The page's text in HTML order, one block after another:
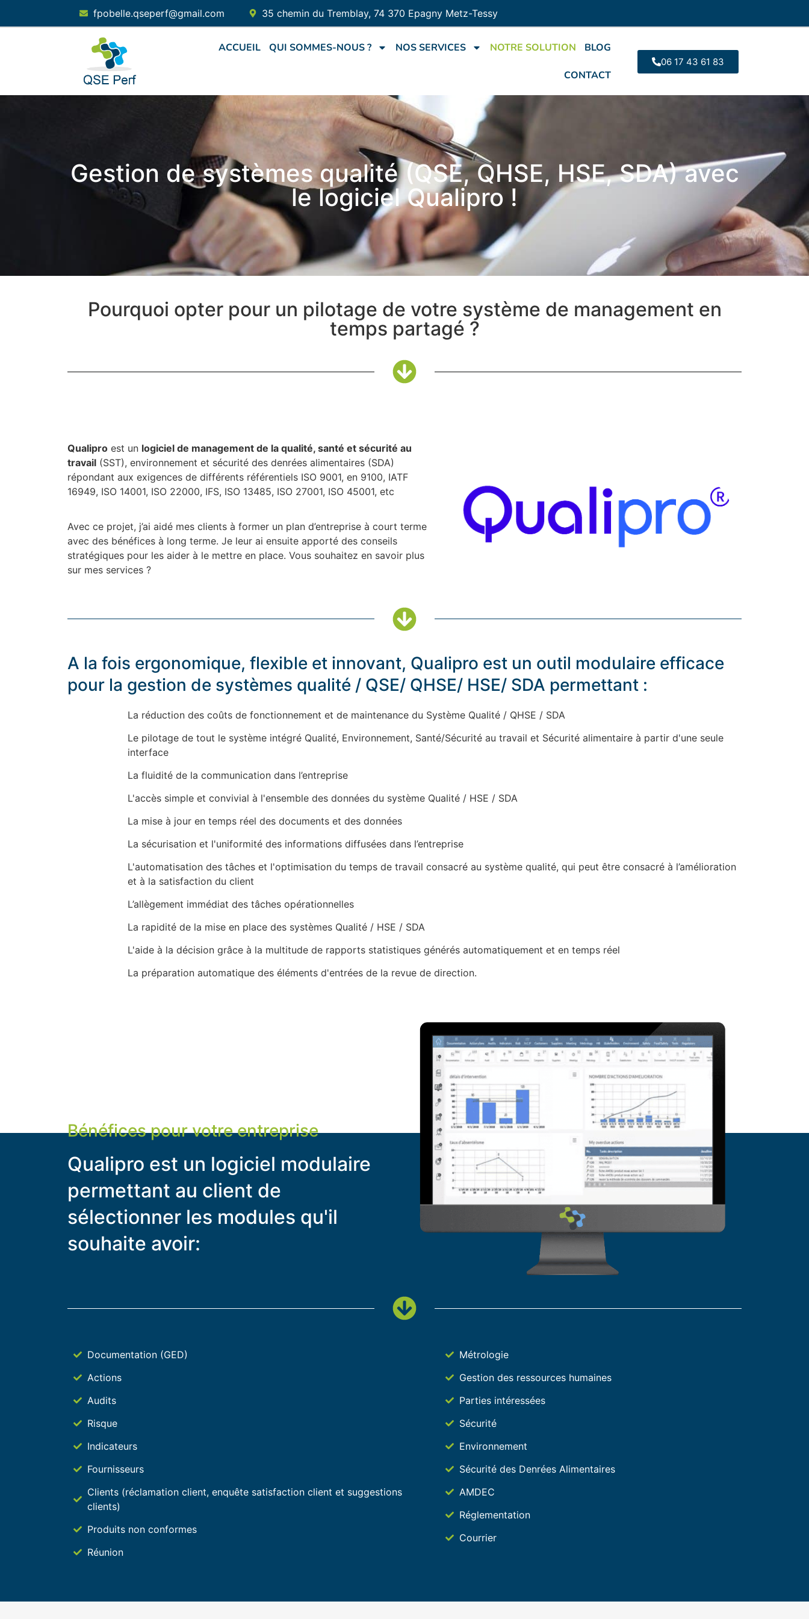
fpobelle.qseperf@gmail.com 35 chemin du Tremblay, 74 370 Epagny Metz-Tessy
ACCUEIL QUI SOMMES-NOUS ? NOS SERVICES NOTRE SOLUTION BLOG
CONTACT
06 17 43 61 83
Gestion de systèmes qualité (QSE, QHSE, HSE, SDA) avec
le logiciel Qualipro !
Pourquoi opter pour un pilotage de votre système de management en
temps partagé ?
Qualipro est un logiciel de management de la qualité, santé et sécurité au
travail (SST), environnement et sécurité des denrées alimentaires (SDA)
répondant aux exigences de différents référentiels ISO 9001, en 9100, IATF
16949, ISO 14001, ISO 22000, IFS, ISO 13485, ISO 27001, ISO 45001, etc
Avec ce projet, j’ai aidé mes clients à former un plan d’entreprise à court terme
avec des bénéfices à long terme. Je leur ai ensuite apporté des conseils
stratégiques pour les aider à le mettre en place. Vous souhaitez en savoir plus
sur mes services ?
A la fois ergonomique, flexible et innovant, Qualipro est un outil modulaire efficace
pour la gestion de systèmes qualité / QSE/ QHSE/ HSE/ SDA permettant :
La réduction des coûts de fonctionnement et de maintenance du Système Qualité / QHSE / SDA
Le pilotage de tout le système intégré Qualité, Environnement, Santé/Sécurité au travail et Sécurité alimentaire à partir d'une seule
interface
La fluidité de la communication dans l’entreprise
L'accès simple et convivial à l'ensemble des données du système Qualité / HSE / SDA
La mise à jour en temps réel des documents et des données
La sécurisation et l'uniformité des informations diffusées dans l’entreprise
L'automatisation des tâches et l'optimisation du temps de travail consacré au système qualité, qui peut être consacré à l’amélioration
et à la satisfaction du client
L’allègement immédiat des tâches opérationnelles
La rapidité de la mise en place des systèmes Qualité / HSE / SDA
L'aide à la décision grâce à la multitude de rapports statistiques générés automatiquement et en temps réel
La préparation automatique des éléments d'entrées de la revue de direction.
Bénéfices pour votre entreprise
Qualipro est un logiciel modulaire
permettant au client de
sélectionner les modules qu'il
souhaite avoir:
Documentation (GED)
Actions
Audits
Risque
Indicateurs
Fournisseurs
Clients (réclamation client, enquête satisfaction client et suggestions
clients)
Produits non conformes
Réunion
Métrologie
Gestion des ressources humaines
Parties intéressées
Sécurité
Environnement
Sécurité des Denrées Alimentaires
AMDEC
Réglementation
Courrier